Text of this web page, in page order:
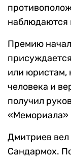
наблюдаются
Премию
или юристам,
человека и
получил
«Мемориала»
Дмитриев
Сандармох.